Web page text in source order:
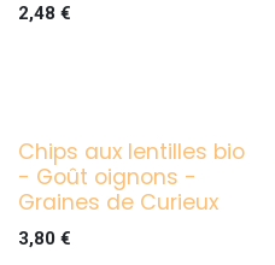
2,48 €
Chips aux lentilles bio
- Goût oignons -
Graines de Curieux
3,80 €